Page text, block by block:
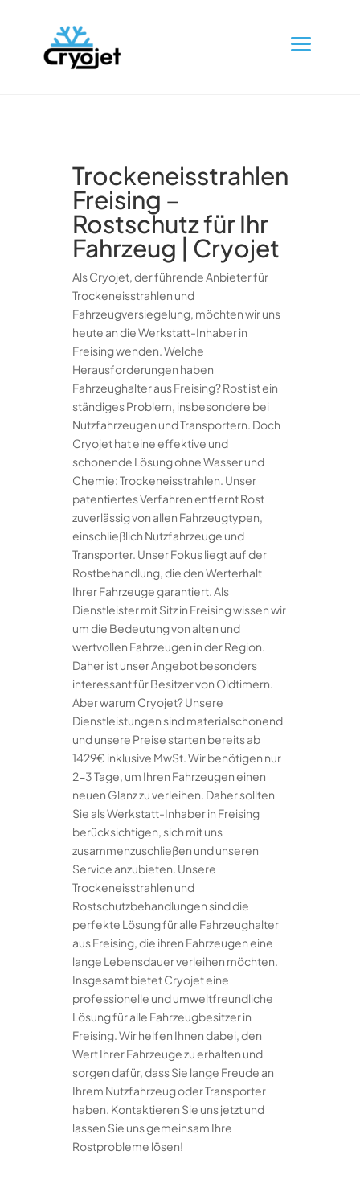
a
Trockeneisstrahlen
Freising –
Rostschutz für Ihr
Fahrzeug | Cryojet
Als Cryojet, der führende Anbieter für
Trockeneisstrahlen und
Fahrzeugversiegelung, möchten wir uns
heute an die Werkstatt-Inhaber in
Freising wenden. Welche
Herausforderungen haben
Fahrzeughalter aus Freising? Rost ist ein
ständiges Problem, insbesondere bei
Nutzfahrzeugen und Transportern. Doch
Cryojet hat eine effektive und
schonende Lösung ohne Wasser und
Chemie: Trockeneisstrahlen. Unser
patentiertes Verfahren entfernt Rost
zuverlässig von allen Fahrzeugtypen,
einschließlich Nutzfahrzeuge und
Transporter. Unser Fokus liegt auf der
Rostbehandlung, die den Werterhalt
Ihrer Fahrzeuge garantiert. Als
Dienstleister mit Sitz in Freising wissen wir
um die Bedeutung von alten und
wertvollen Fahrzeugen in der Region.
Daher ist unser Angebot besonders
interessant für Besitzer von Oldtimern.
Aber warum Cryojet? Unsere
Dienstleistungen sind materialschonend
und unsere Preise starten bereits ab
1429€ inklusive MwSt. Wir benötigen nur
2-3 Tage, um Ihren Fahrzeugen einen
neuen Glanz zu verleihen. Daher sollten
Sie als Werkstatt-Inhaber in Freising
berücksichtigen, sich mit uns
zusammenzuschließen und unseren
Service anzubieten. Unsere
Trockeneisstrahlen und
Rostschutzbehandlungen sind die
perfekte Lösung für alle Fahrzeughalter
aus Freising, die ihren Fahrzeugen eine
lange Lebensdauer verleihen möchten.
Insgesamt bietet Cryojet eine
professionelle und umweltfreundliche
Lösung für alle Fahrzeugbesitzer in
Freising. Wir helfen Ihnen dabei, den
Wert Ihrer Fahrzeuge zu erhalten und
sorgen dafür, dass Sie lange Freude an
Ihrem Nutzfahrzeug oder Transporter
haben. Kontaktieren Sie uns jetzt und
lassen Sie uns gemeinsam Ihre
Rostprobleme lösen!